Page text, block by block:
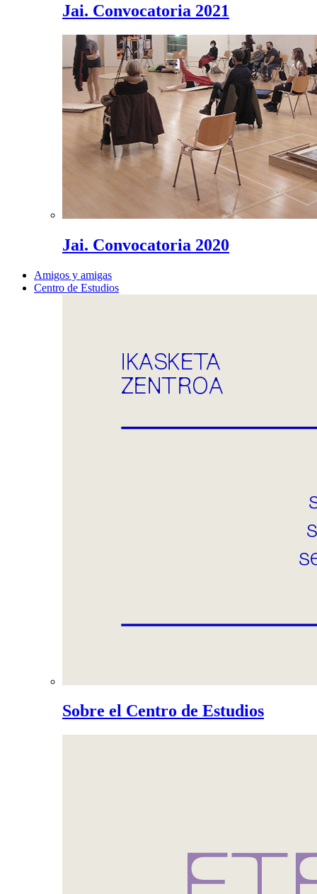
Jai. Convocatoria 2021
Jai. Convocatoria 2020
Amigos y amigas
Centro de Estudios
Sobre el Centro de Estudios